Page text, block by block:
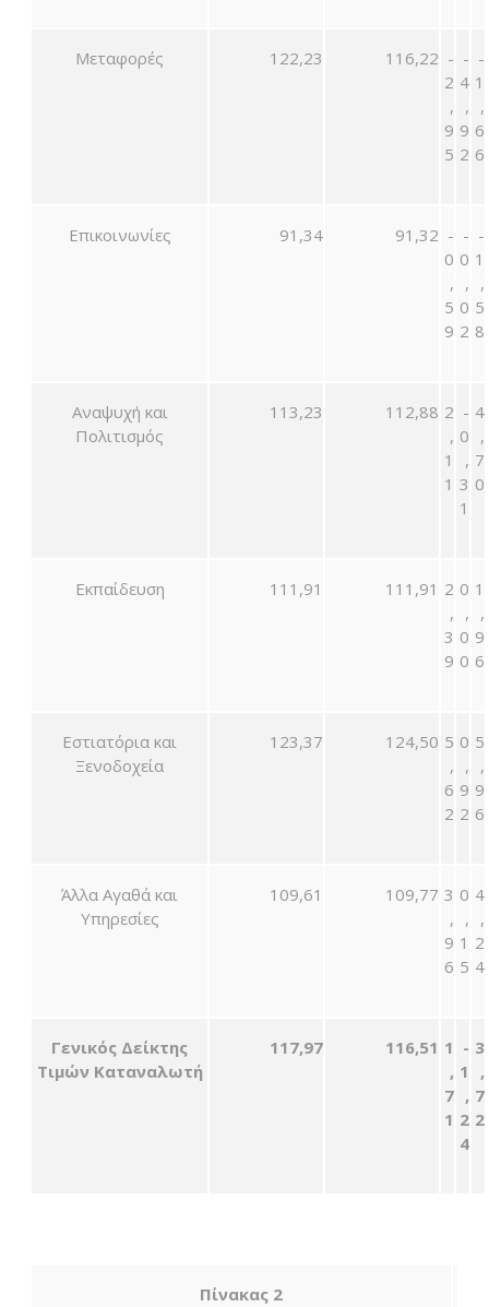
Μεταφορές 122,23 116,22 -
2
,
9
5
-
4
,
9
2
-
1
,
6
6
Επικοινωνίες 91,34 91,32 -
0
,
5
9
-
0
,
0
2
-
1
,
5
8
Αναψυχή και
Πολιτισμός
113,23 112,88 2
,
1
1
-
0
,
3
1
4
,
7
0
Εκπαίδευση 111,91 111,91 2
,
3
9
0
,
0
0
1
,
9
6
Εστιατόρια και
Ξενοδοχεία
123,37 124,50 5
,
6
2
0
,
9
2
5
,
9
6
Άλλα Αγαθά και
Υπηρεσίες
109,61 109,77 3
,
9
6
0
,
1
5
4
,
2
4
Γενικός Δείκτης
Τιμών Καταναλωτή
117,97 116,51 1
,
7
1
-
1
,
2
4
3
,
7
2
Πίνακας 2